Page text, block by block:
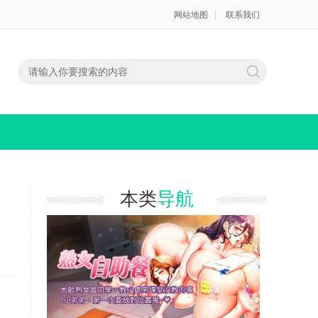
网站地图 联系我们
本类导航